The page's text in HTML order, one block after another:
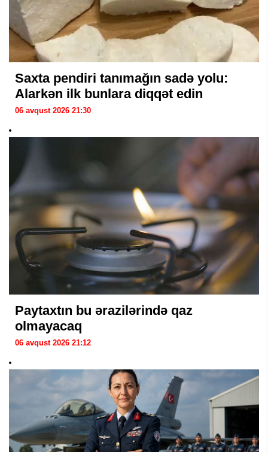
Saxta pendiri tanımağın sadə yolu:
Alarkən ilk bunlara diqqət edin
06 avqust 2026 21:30
Paytaxtın bu ərazilərində qaz
olmayacaq
06 avqust 2026 21:12